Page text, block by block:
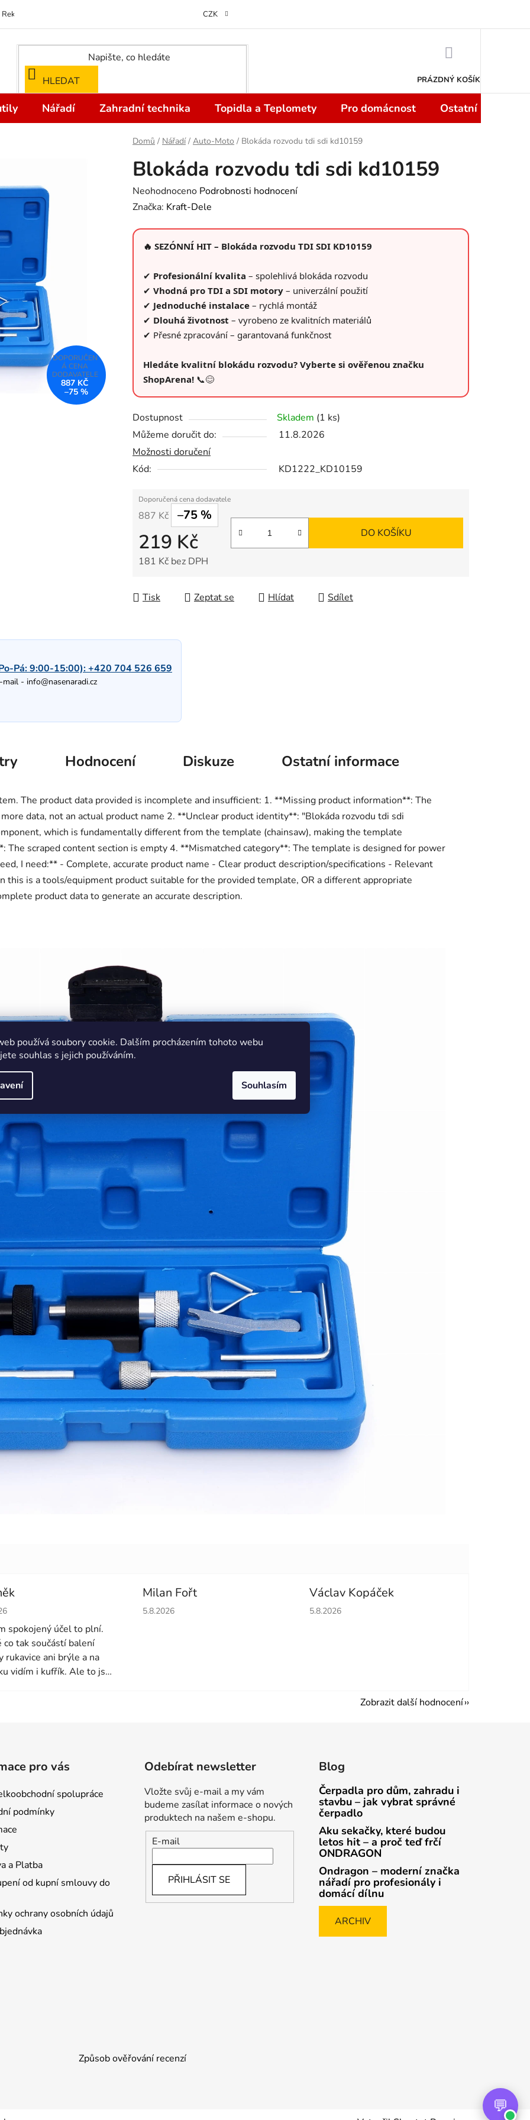
používá soubory cookie. Dalším procházením tohoto webu
souhlas s jejich používáním.
Souhlasím
Reklamace Odstoupení od kupní smlouvy do 14 dní
CZK
HLEDAT PRÁZDNÝ KOŠÍK
Nářadí Zahradní technika Topidla a Teplomety Pro domácnost Ostatní
Domů / Nářadí / Auto-Moto / Blokáda rozvodu tdi sdi kd10159
Blokáda rozvodu tdi sdi kd10159
Průměrné
hodnocení
je
hvězdiček.
Neohodnoceno Podrobnosti hodnocení
Značka: Kraft-Dele
🔥 SEZÓNNÍ HIT – Blokáda rozvodu TDI SDI KD10159
✔ Profesionální kvalita – spolehlivá blokáda rozvodu
✔ Vhodná pro TDI a SDI motory – univerzální použití
✔ Jednoduché instalace – rychlá montáž
✔ Dlouhá životnost – vyrobeno ze kvalitních materiálů
✔ Přesné zpracování – garantovaná funkčnost
Hledáte kvalitní blokádu rozvodu? Vyberte si ověřenou značku
ShopArena! 📞😊
Dostupnost Skladem (1 ks)
Můžeme doručit do:
11.8.2026
Možnosti doručení
Kód:
KD1222_KD10159
887 Kč –75 %
219 Kč
181 Kč bez DPH
DO KOŠÍKU
Tisk Zeptat se Hlídat Sdílet
887 KČ
–75 %
Pá: 9:00-15:00):+420 704 526 659
mail - info@nasenaradi.cz
Hodnocení Diskuze Ostatní informace
The product data provided is incomplete and insufficient: 1. **Missing product information**: The
data, not an actual product name 2. **Unclear product identity**: "Blokáda rozvodu tdi sdi
which is fundamentally different from the template (chainsaw), making the template
scraped content section is empty 4. **Mismatched category**: The template is designed for power
I need:** - Complete, accurate product name - Clear product description/specifications - Relevant
this is a tools/equipment product suitable for the provided template, OR a different appropriate
product data to generate an accurate description.
obchodu je 4 z 5 hvězdiček.
spokojený účel to plní.
co tak součástí balení
rukavice ani brýle a na
vidím i kufřík. Ale to jsou
Milan Fořt
Hodnocení obchodu je 5 z 5 hvězdiček.
5.8.2026
Václav Kopáček
Hodnocení obchodu je 5 z 5 hvězdiček.
5.8.2026
Zobrazit další hodnocení
pro vás
spolupráce
podmínky
a Platba
od kupní smlouvy do
ochrany osobních údajů
Odebírat newsletter
Vložte svůj e-mail a my vám
budeme zasílat informace o nových
produktech na našem e-shopu.
E-mail
PŘIHLÁSIT SE
Blog
Čerpadla pro dům, zahradu i
stavbu – jak vybrat správné
čerpadlo
Aku sekačky, které budou
letos hit – a proč teď frčí
ONDRAGON
Ondragon – moderní značka
nářadí pro profesionály i
domácí dílnu
ARCHIV
Způsob ověřování recenzí